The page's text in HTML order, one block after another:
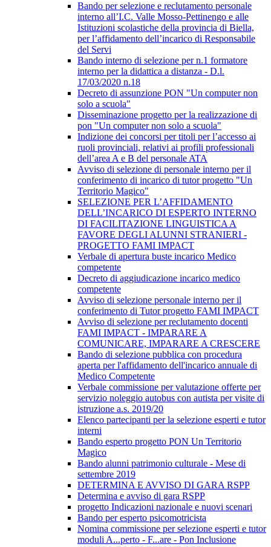
Bando per selezione e reclutamento personale
interno all’I.C. Valle Mosso-Pettinengo e alle
Istituzioni scolastiche della provincia di Biella,
per l’affidamento dell’incarico di Responsabile
del Servi
Bando interno di selezione per n.1 formatore
interno per la didattica a distanza - D.l.
17/03/2020 n.18
Decreto di assunzione PON "Un computer non
solo a scuola"
Disseminazione progetto per la realizzazione di
pon "Un computer non solo a scuola"
Indizione dei concorsi per titoli per l’accesso ai
ruoli provinciali, relativi ai profili professionali
dell’area A e B del personale ATA
Avviso di selezione di personale interno per il
conferimento di incarico di tutor progetto "Un
Territorio Magico"
SELEZIONE PER L’AFFIDAMENTO
DELL’INCARICO DI ESPERTO INTERNO
DI FACILITAZIONE LINGUISTICA A
FAVORE DEGLI ALUNNI STRANIERI -
PROGETTO FAMI IMPACT
Verbale di apertura buste incarico Medico
competente
Decreto di aggiudicazione incarico medico
competente
Avviso di selezione personale interno per il
conferimento di Tutor progetto FAMI IMPACT
Avviso di selezione per reclutamento docenti
FAMI IMPACT - IMPARARE A
COMUNICARE, IMPARARE A CRESCERE
Bando di selezione pubblica con procedura
aperta per l'affidamento dell'incarico annuale di
Medico Competente
Verbale commissione per valutazione offerte per
servizio noleggio autobus con autista per visite di
istruzione a.s. 2019/20
Elenco partecipanti per la selezione esperti e tutor
interni
Bando esperto progetto PON Un Territorio
Magico
Bando alunni patrimonio culturale - Mese di
settembre 2019
DETERMINA E AVVISO DI GARA RSPP
Determina e avviso di gara RSPP
progetto Indicazioni nazionale e nuovi scenari
Bando per esperto psicomotricista
Nomina commissione per selezione esperti e tutor
moduli A...perto - F...are - Pon Inclusione